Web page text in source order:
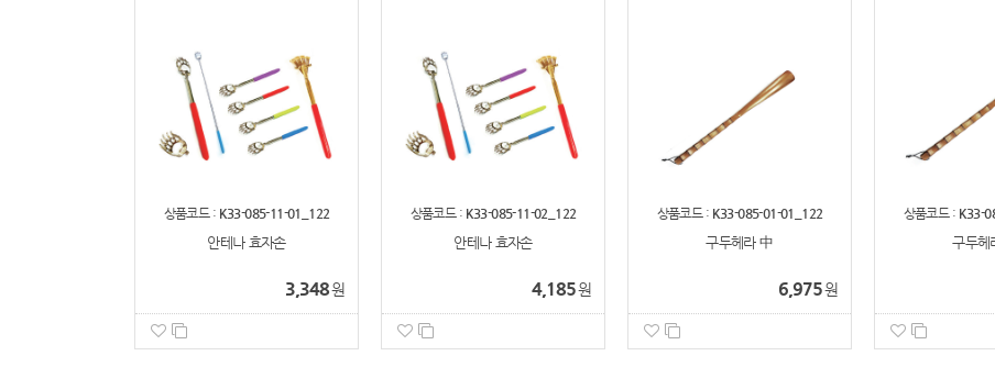
상품코드 : K33-085-11-01_122
안테나 효자손
3,348원
상품코드 : K33-085-11-02_122
안테나 효자손
4,185원
상품코드 : K33-085-01-01_122
구두헤라 中
6,975원
상품코드 : K33-
구두헤